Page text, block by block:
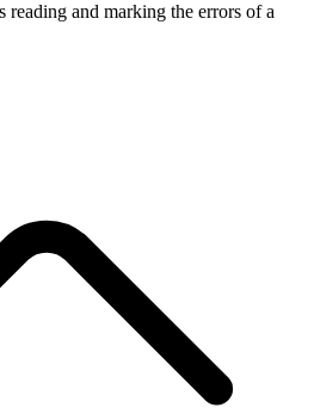
reading and marking the errors of a